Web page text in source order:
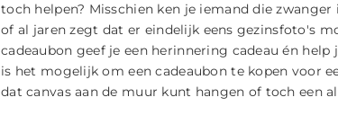
toch helpen? Misschien ken je iemand die
of al jaren zegt dat er eindelijk eens gezinsfoto's
cadeaubon geef je een herinnering cadeau én
is het mogelijk om een cadeaubon te kopen voor
dat canvas aan de muur kunt hangen of toch een